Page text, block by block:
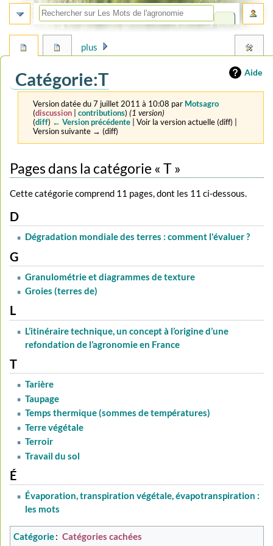
Aide
Catégorie:T
Version datée du 7 juillet 2011 à 10:08 par Motsagro
(discussion |contributions) (1 version)
(diff) ← Version précédente | Voir la version actuelle (diff) |
Version suivante → (diff)
Aller
à
la
navigation
Aller
à
la
Pages dans la catégorie « T »
Cette catégorie comprend 11 pages, dont les 11 ci-dessous.
D
Dégradation mondiale des terres : comment l'évaluer ?
G
Granulométrie et diagrammes de texture
Groies (terres de)
L
L’itinéraire technique, un concept à l’origine d’une
refondation de l’agronomie en France
T
Tarière
Taupage
Temps thermique (sommes de températures)
Terre végétale
Terroir
Travail du sol
É
Évaporation, transpiration végétale, évapotranspiration :
les mots
Catégorie: Catégories cachées
plus